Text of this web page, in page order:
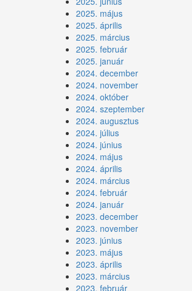
2025. május
2025. április
2025. március
2025. február
2025. január
2024. december
2024. november
2024. október
2024. szeptember
2024. augusztus
2024. július
2024. június
2024. május
2024. április
2024. március
2024. február
2024. január
2023. december
2023. november
2023. június
2023. május
2023. április
2023. március
2023. február